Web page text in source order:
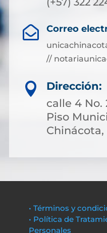
 Correo
//

Dirección:
calle 4 No.
Piso
• Términos y
• Política de
Personales